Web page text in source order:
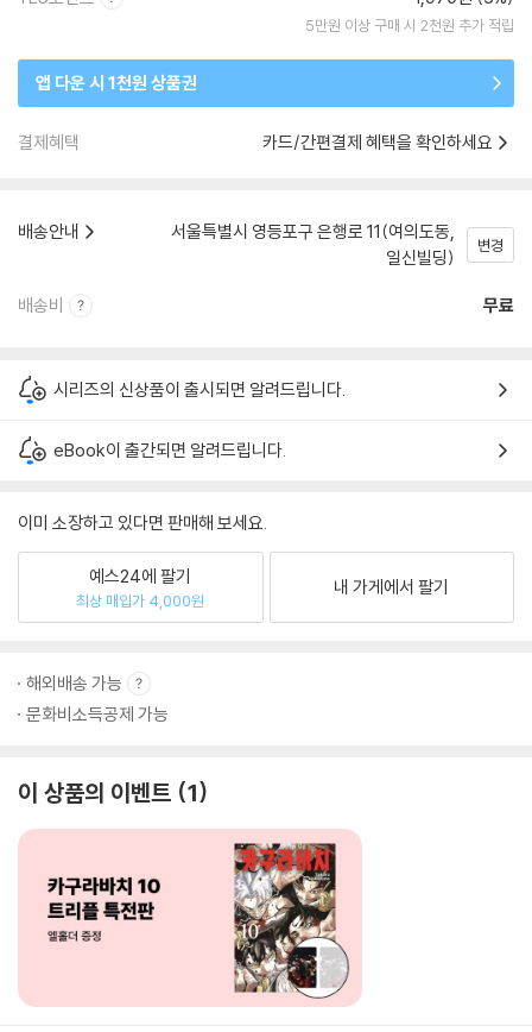
5만원 이상 구매 시 2천원 추가 적립
앱 다운 시 1천원 상품권
결제혜택 카드/간편결제 혜택을 확인하세요
배송안내
서울특별시 영등포구 은행로 11(여의도동,
일신빌딩)
변경
배송비 무료
시리즈의 신상품이 출시되면 알려드립니다.
eBook이 출간되면 알려드립니다.
이미 소장하고 있다면 판매해 보세요.
예스24에 팔기
최상 매입가 4,000원
내 가게에서 팔기
해외배송 가능
문화비소득공제 가능
이 상품의 이벤트 1